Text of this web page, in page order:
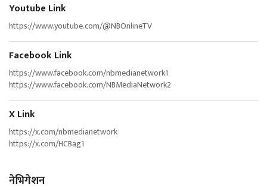
Youtube Link
https://www.youtube.com/@NBOnlineTV
Facebook Link
https://www.facebook.com/nbmedianetwork1
https://www.facebook.com/NBMediaNetwork2
X Link
https://x.com/nbmedianetwork
https://x.com/HCBag1
नेभिगेशन